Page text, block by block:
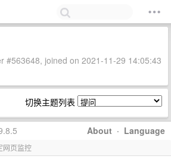
#563648, joined on 2021-11-29 14:05:43
切换主题列表
About · Language
网页监控